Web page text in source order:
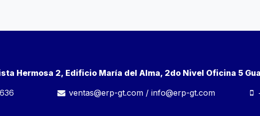
Hermosa 2, Edificio María del Alma, 2do Nivel Oficina 5
ventas@erp-gt.com /info@erp-gt.com